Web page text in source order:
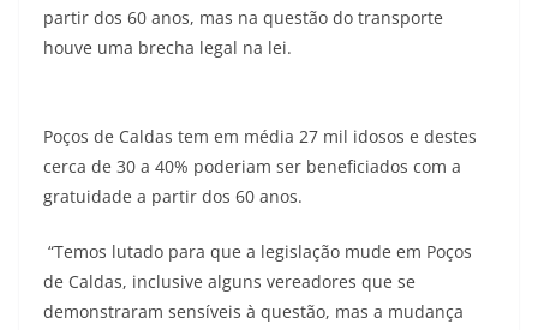
partir dos 60 anos, mas na questão do transporte
houve uma brecha legal na lei.
Poços de Caldas tem em média 27 mil idosos e destes
cerca de 30 a 40% poderiam ser beneficiados com a
gratuidade a partir dos 60 anos.
“Temos lutado para que a legislação mude em Poços
de Caldas, inclusive alguns vereadores que se
demonstraram sensíveis à questão, mas a mudança